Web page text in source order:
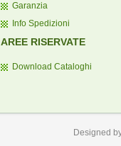
Garanzia
Info Spedizioni
AREE RISERVATE
Download Cataloghi
Designed